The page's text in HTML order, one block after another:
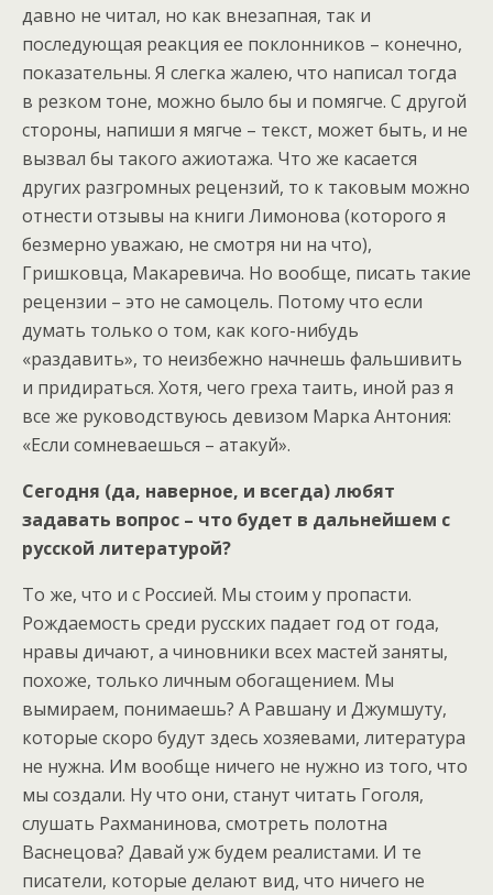
давно не читал, но как внезапная, так и
последующая реакция ее поклонников – конечно,
показательны. Я слегка жалею, что написал тогда
в резком тоне, можно было бы и помягче. С другой
стороны, напиши я мягче – текст, может быть, и не
вызвал бы такого ажиотажа. Что же касается
других разгромных рецензий, то к таковым можно
отнести отзывы на книги Лимонова (которого я
безмерно уважаю, не смотря ни на что),
Гришковца, Макаревича. Но вообще, писать такие
рецензии – это не самоцель. Потому что если
думать только о том, как кого-нибудь
«раздавить», то неизбежно начнешь фальшивить
и придираться. Хотя, чего греха таить, иной раз я
все же руководствуюсь девизом Марка Антония:
«Если сомневаешься – атакуй».
Сегодня (да, наверное, и всегда) любят
задавать вопрос – что будет в дальнейшем с
русской литературой?
То же, что и с Россией. Мы стоим у пропасти.
Рождаемость среди русских падает год от года,
нравы дичают, а чиновники всех мастей заняты,
похоже, только личным обогащением. Мы
вымираем, понимаешь? А Равшану и Джумшуту,
которые скоро будут здесь хозяевами, литература
не нужна. Им вообще ничего не нужно из того, что
мы создали. Ну что они, станут читать Гоголя,
слушать Рахманинова, смотреть полотна
Васнецова? Давай уж будем реалистами. И те
писатели, которые делают вид, что ничего не